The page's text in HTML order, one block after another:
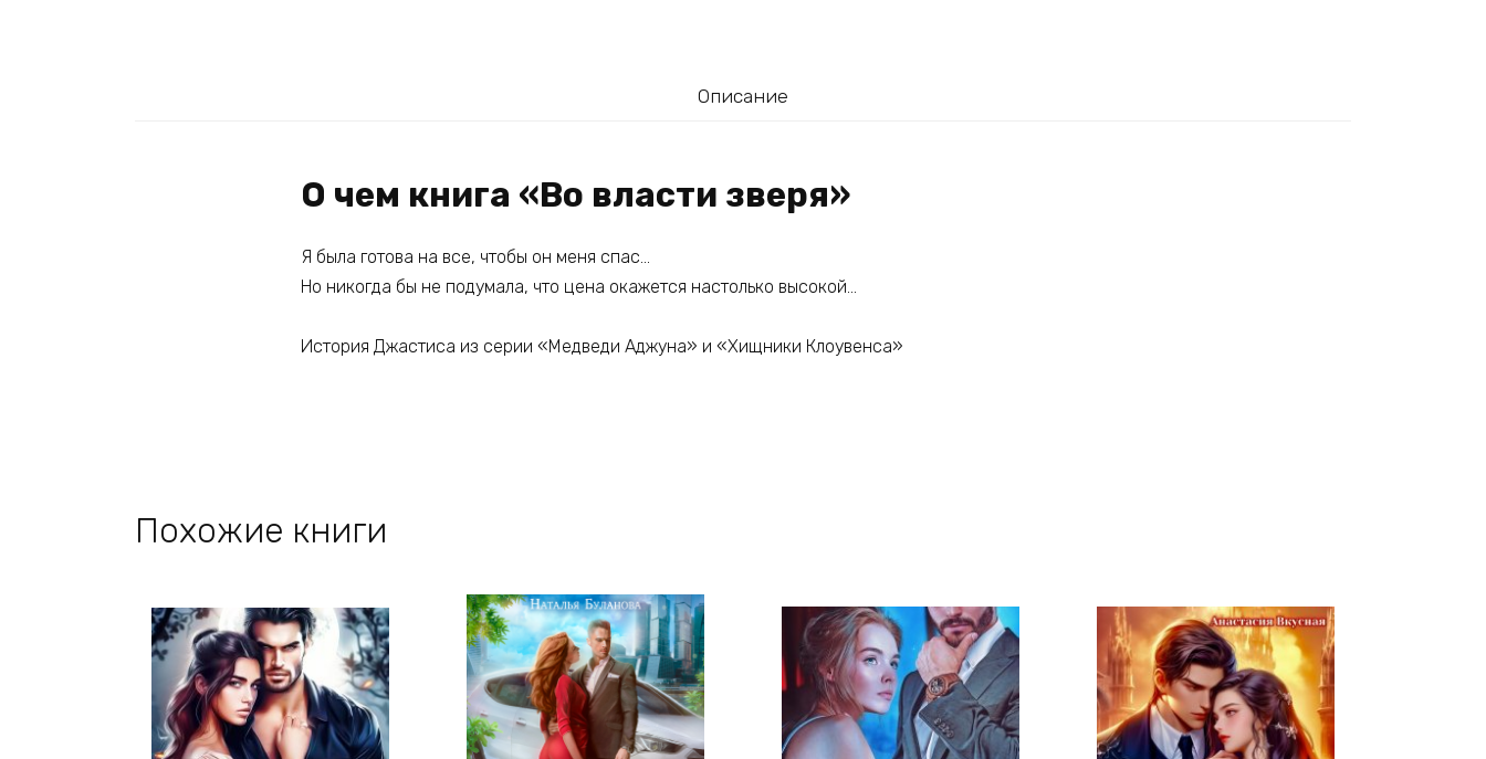
Описание
О чем книга «Во власти зверя»
Я была готова на все, чтобы он меня спас…
Но никогда бы не подумала, что цена окажется настолько высокой…
История Джастиса из серии «Медведи Аджуна» и «Хищники Клоувенса»
Похожие книги